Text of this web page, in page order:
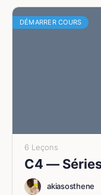
DÉMARRER COURS
6 Leçons
C4 —
akiasosthene